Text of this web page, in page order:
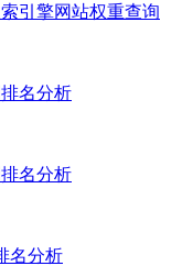
引擎网站权重查询
名分析
名分析
名分析